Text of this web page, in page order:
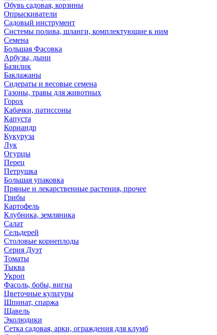
Обувь садовая, корзины
Опрыскиватели
Садовый инструмент
Системы полива, шланги, комплектующие к ним
Семена
Большая Фасовка
Арбузы, дыни
Базилик
Баклажаны
Сидераты и весовые семена
Газоны, травы для животных
Горох
Кабачки, патиссоны
Капуста
Кориандр
Кукуруза
Лук
Огурцы
Перец
Петрушка
Большая упаковка
Пряные и лекарственные растения, прочее
Грибы
Картофель
Клубника, земляника
Салат
Сельдерей
Столовые корнеплоды
Серия Дуэт
Томаты
Тыква
Укроп
Фасоль, бобы, вигна
Цветочные культуры
Шпинат, спаржа
Щавель
Эколюдики
Сетка садовая, арки, ограждения для клумб